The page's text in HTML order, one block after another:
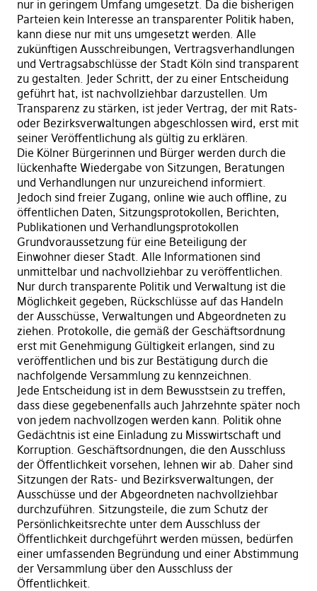
nur in geringem Umfang umgesetzt. Da die bisherigen
Parteien kein Interesse an transparenter Politik haben,
kann diese nur mit uns umgesetzt werden. Alle
zukünftigen Ausschreibungen, Vertragsverhandlungen
und Vertragsabschlüsse der Stadt Köln sind transparent
zu gestalten. Jeder Schritt, der zu einer Entscheidung
geführt hat, ist nachvollziehbar darzustellen. Um
Transparenz zu stärken, ist jeder Vertrag, der mit Rats-
oder Bezirksverwaltungen abgeschlossen wird, erst mit
seiner Veröffentlichung als gültig zu erklären.
Die Kölner Bürgerinnen und Bürger werden durch die
lückenhafte Wiedergabe von Sitzungen, Beratungen
und Verhandlungen nur unzureichend informiert.
Jedoch sind freier Zugang, online wie auch offline, zu
öffentlichen Daten, Sitzungsprotokollen, Berichten,
Publikationen und Verhandlungsprotokollen
Grundvoraussetzung für eine Beteiligung der
Einwohner dieser Stadt. Alle Informationen sind
unmittelbar und nachvollziehbar zu veröffentlichen.
Nur durch transparente Politik und Verwaltung ist die
Möglichkeit gegeben, Rückschlüsse auf das Handeln
der Ausschüsse, Verwaltungen und Abgeordneten zu
ziehen. Protokolle, die gemäß der Geschäftsordnung
erst mit Genehmigung Gültigkeit erlangen, sind zu
veröffentlichen und bis zur Bestätigung durch die
nachfolgende Versammlung zu kennzeichnen.
Jede Entscheidung ist in dem Bewusstsein zu treffen,
dass diese gegebenenfalls auch Jahrzehnte später noch
von jedem nachvollzogen werden kann. Politik ohne
Gedächtnis ist eine Einladung zu Misswirtschaft und
Korruption. Geschäftsordnungen, die den Ausschluss
der Öffentlichkeit vorsehen, lehnen wir ab. Daher sind
Sitzungen der Rats- und Bezirksverwaltungen, der
Ausschüsse und der Abgeordneten nachvollziehbar
durchzuführen. Sitzungsteile, die zum Schutz der
Persönlichkeitsrechte unter dem Ausschluss der
Öffentlichkeit durchgeführt werden müssen, bedürfen
einer umfassenden Begründung und einer Abstimmung
der Versammlung über den Ausschluss der
Öffentlichkeit.